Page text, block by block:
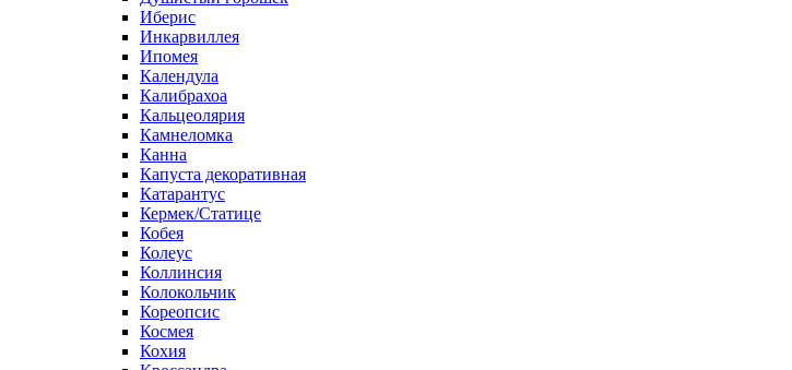
Иберис
Инкарвиллея
Ипомея
Календула
Калибрахоа
Кальцеолярия
Камнеломка
Канна
Капуста декоративная
Катарантус
Кермек/Статице
Кобея
Колеус
Коллинсия
Колокольчик
Кореопсис
Космея
Кохия